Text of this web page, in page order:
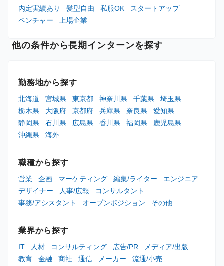
内定実績あり
髪型自由 私服OK
スタートアップ
ベンチャー
上場企業
他の条件から長期インターンを探す
勤務地から探す
北海道 宮城県 東京都 神奈川県 千葉県
埼玉県
栃木県
大阪府 京都府 兵庫県 奈良県
愛知県
静岡県
石川県 広島県 香川県 福岡県
鹿児島県
沖縄県
海外
職種から探す
営業 企画 マーケティング 編集/ライター
エンジニア
デザイナー
人事/広報
コンサルタント
事務/アシスタント
オープンポジション その他
業界から探す
IT 人材 コンサルティング 広告/PR
メディア/出版
教育
金融 商社 通信 メーカー
流通/小売